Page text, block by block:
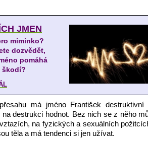
JMEN
miminko?
dozvědět,
pomáhá
škodí?
má jméno František
destrukci hodnot. Bez nich se z něho
na fyzických a sexuálních
těla a má tendenci si jen užívat.